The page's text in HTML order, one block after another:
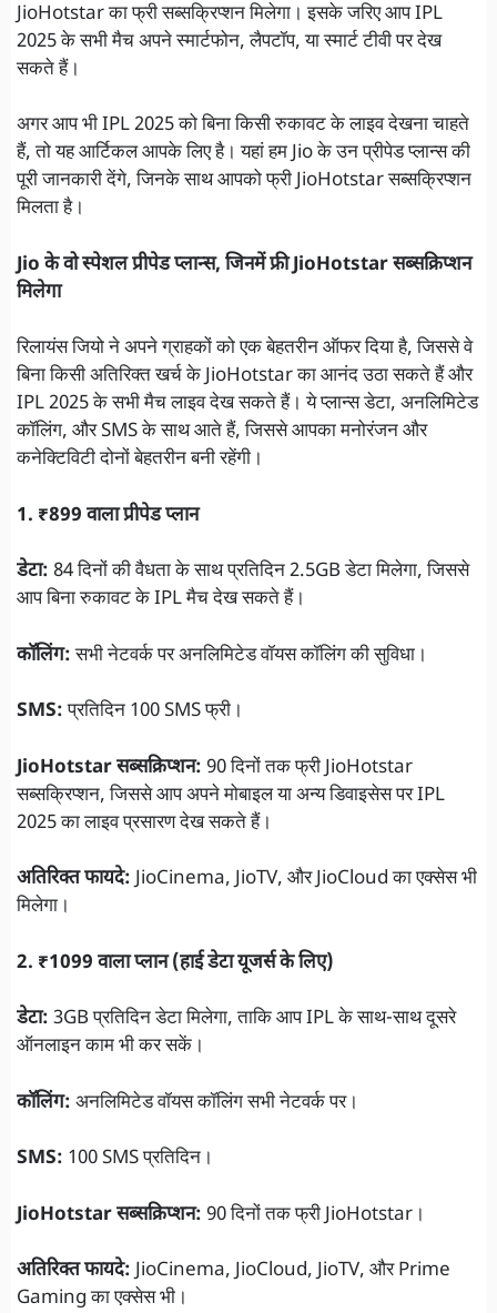
JioHotstar का फ्री सब्सक्रिप्शन मिलेगा। इसके जरिए आप IPL
2025 के सभी मैच अपने स्मार्टफोन, लैपटॉप, या स्मार्ट टीवी पर देख
सकते हैं।
अगर आप भी IPL 2025 को बिना किसी रुकावट के लाइव देखना चाहते
हैं, तो यह आर्टिकल आपके लिए है। यहां हम Jio के उन प्रीपेड प्लान्स की
पूरी जानकारी देंगे, जिनके साथ आपको फ्री JioHotstar सब्सक्रिप्शन
मिलता है।
Jio के वो स्पेशल प्रीपेड प्लान्स, जिनमें फ्री JioHotstar सब्सक्रिप्शन
मिलेगा
रिलायंस जियो ने अपने ग्राहकों को एक बेहतरीन ऑफर दिया है, जिससे वे
बिना किसी अतिरिक्त खर्च के JioHotstar का आनंद उठा सकते हैं और
IPL 2025 के सभी मैच लाइव देख सकते हैं। ये प्लान्स डेटा, अनलिमिटेड
कॉलिंग, और SMS के साथ आते हैं, जिससे आपका मनोरंजन और
कनेक्टिविटी दोनों बेहतरीन बनी रहेंगी।
1. ₹899 वाला प्रीपेड प्लान
डेटा: 84 दिनों की वैधता के साथ प्रतिदिन 2.5GB डेटा मिलेगा, जिससे
आप बिना रुकावट के IPL मैच देख सकते हैं।
कॉलिंग:सभी नेटवर्क पर अनलिमिटेड वॉयस कॉलिंग की सुविधा।
SMS:प्रतिदिन 100 SMS फ्री।
JioHotstar सब्सक्रिप्शन: 90 दिनों तक फ्री JioHotstar
सब्सक्रिप्शन, जिससे आप अपने मोबाइल या अन्य डिवाइसेस पर IPL
2025 का लाइव प्रसारण देख सकते हैं।
अतिरिक्त फायदे:JioCinema, JioTV, और JioCloud का एक्सेस भी
मिलेगा।
2. ₹1099 वाला प्लान (हाई डेटा यूजर्स के लिए)
डेटा: 3GB प्रतिदिन डेटा मिलेगा, ताकि आप IPL के साथ-साथ दूसरे
ऑनलाइन काम भी कर सकें।
कॉलिंग: अनलिमिटेड वॉयस कॉलिंग सभी नेटवर्क पर।
SMS: 100 SMS प्रतिदिन।
JioHotstar सब्सक्रिप्शन: 90 दिनों तक फ्री JioHotstar।
अतिरिक्त फायदे:JioCinema, JioCloud, JioTV, और Prime
Gaming का एक्सेस भी।